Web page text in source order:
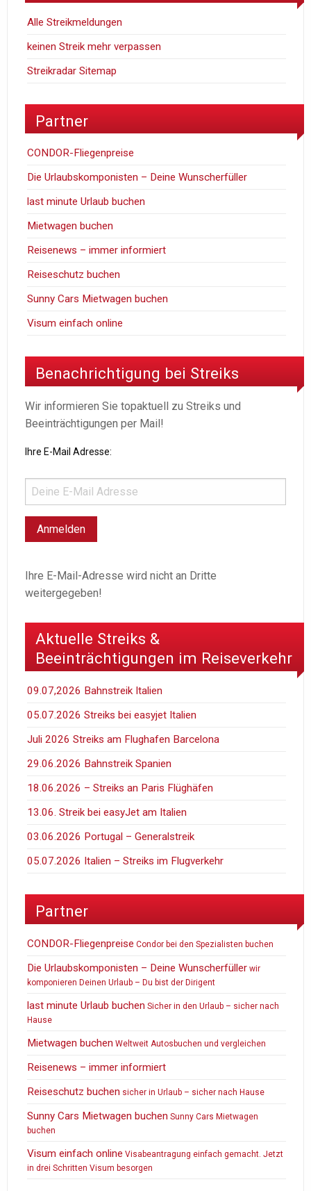
Alle Streikmeldungen
keinen Streik mehr verpassen
Streikradar Sitemap
Partner
CONDOR-Fliegenpreise
Die Urlaubskomponisten – Deine Wunscherfüller
last minute Urlaub buchen
Mietwagen buchen
Reisenews – immer informiert
Reiseschutz buchen
Sunny Cars Mietwagen buchen
Visum einfach online
Benachrichtigung bei Streiks
Wir informieren Sie topaktuell zu Streiks und
Beeinträchtigungen per Mail!
Ihre E-Mail Adresse:
Ihre E-Mail-Adresse wird nicht an Dritte
weitergegeben!
Aktuelle Streiks &
Beeinträchtigungen im Reiseverkehr
09.07,2026 Bahnstreik Italien
05.07.2026 Streiks bei easyjet Italien
Juli 2026 Streiks am Flughafen Barcelona
29.06.2026 Bahnstreik Spanien
18.06.2026 – Streiks an Paris Flüghäfen
13.06. Streik bei easyJet am Italien
03.06.2026 Portugal – Generalstreik
05.07.2026 Italien – Streiks im Flugverkehr
Partner
CONDOR-Fliegenpreise Condor bei den Spezialisten buchen
Die Urlaubskomponisten – Deine Wunscherfüller wir
komponieren Deinen Urlaub – Du bist der Dirigent
last minute Urlaub buchen Sicher in den Urlaub – sicher nach
Hause
Mietwagen buchen Weltweit Autosbuchen und vergleichen
Reisenews – immer informiert
Reiseschutz buchen sicher in Urlaub – sicher nach Hause
Sunny Cars Mietwagen buchen Sunny Cars Mietwagen
buchen
Visum einfach online Visabeantragung einfach gemacht. Jetzt
in drei Schritten Visum besorgen